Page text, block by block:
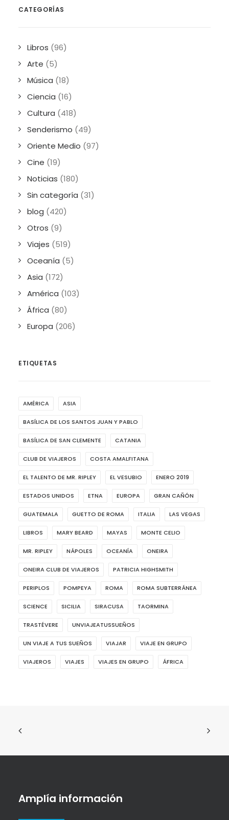
CATEGORÍAS
Libros (96)
Arte (5)
Música (18)
Ciencia (16)
Cultura (418)
Senderismo (49)
Oriente Medio (97)
Cine (19)
Noticias (180)
Sin categoría (31)
blog (420)
Otros (9)
Viajes (519)
Oceanía (5)
Asia (172)
América (103)
África (80)
Europa (206)
ETIQUETAS
AMÉRICA ASIA
BASÍLICA DE LOS SANTOS JUAN Y PABLO
BASÍLICA DE SAN CLEMENTE CATANIA
CLUB DE VIAJEROS COSTA AMALFITANA
EL TALENTO DE MR. RIPLEY EL VESUBIO ENERO 2019
ESTADOS UNIDOS ETNA EUROPA GRAN CAÑÓN
GUATEMALA GUETTO DE ROMA ITALIA LAS VEGAS
LIBROS MARY BEARD MAYAS MONTE CELIO
MR. RIPLEY NÁPOLES OCEANÍA ONEIRA
ONEIRA CLUB DE VIAJEROS PATRICIA HIGHSMITH
PERIPLOS POMPEYA ROMA ROMA SUBTERRÁNEA
SCIENCE SICILIA SIRACUSA TAORMINA
TRASTÉVERE UNVIAJEATUSSUEÑOS
UN VIAJE A TUS SUEÑOS VIAJAR VIAJE EN GRUPO
VIAJEROS VIAJES VIAJES EN GRUPO ÁFRICA
Amplía información